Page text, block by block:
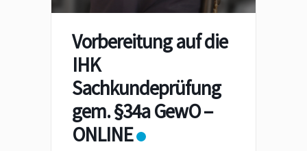
Vorbereitung auf die
IHK
Sachkundeprüfung
gem. §34a GewO –
ONLINE